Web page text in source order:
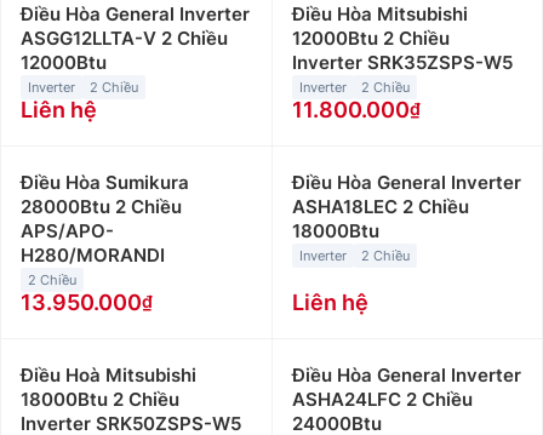
Điều Hòa General Inverter
ASGG12LLTA-V 2 Chiều
12000Btu
Inverter 2 Chiều
Liên hệ
Điều Hòa Mitsubishi
12000Btu 2 Chiều
Inverter SRK35ZSPS-W5
Inverter 2 Chiều
11.800.000
Điều Hòa Sumikura
28000Btu 2 Chiều
APS/APO-
H280/MORANDI
2 Chiều
13.950.000
Điều Hòa General Inverter
ASHA18LEC 2 Chiều
18000Btu
Inverter 2 Chiều
Liên hệ
Điều Hoà Mitsubishi
18000Btu 2 Chiều
Inverter SRK50ZSPS-W5
Điều Hòa General Inverter
ASHA24LFC 2 Chiều
24000Btu